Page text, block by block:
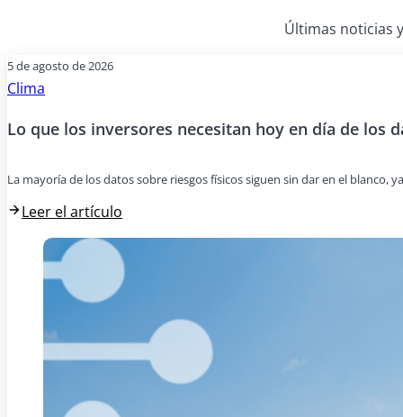
Últimas noticias
5 de agosto de 2026
Clima
Lo que los inversores necesitan hoy en día de los
La mayoría de los datos sobre riesgos físicos siguen sin dar en el blanco,
Leer el artículo